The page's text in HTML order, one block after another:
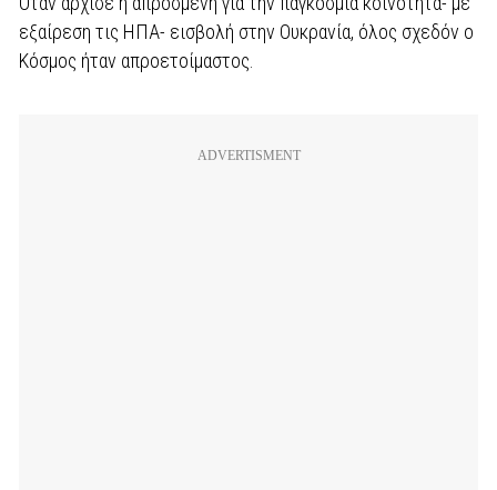
εξαίρεση τις ΗΠΑ- εισβολή στην Ουκρανία, όλος σχεδόν ο
Κόσμος ήταν απροετοίμαστος.